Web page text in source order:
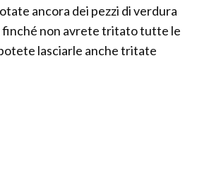
ancora dei pezzi di verdura
non avrete tritato tutte le
lasciarle anche tritate